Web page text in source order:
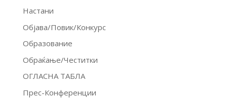
Настани
Објава/Повик/Конкурс
Образование
Обраќање/Честитки
ОГЛАСНА ТАБЛА
Прес-Конференции